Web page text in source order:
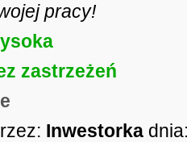
pracy!
zastrzeżeń
Inwestorka